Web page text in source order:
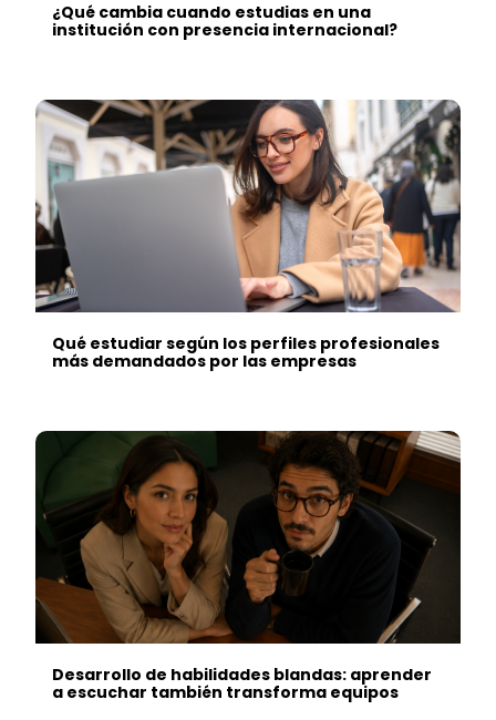
¿Qué cambia cuando estudias en una
institución con presencia internacional?
Qué estudiar según los perfiles profesionales
más demandados por las empresas
Desarrollo de habilidades blandas: aprender
a escuchar también transforma equipos